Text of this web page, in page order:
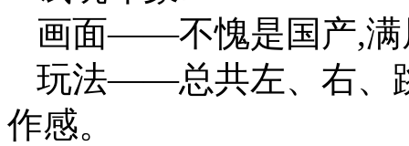
画面——不愧是国产,满
玩法——总共左、右、
作感。